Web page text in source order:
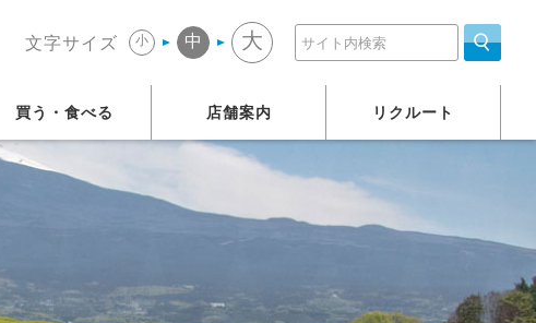
文字サイズ 小 中 大
買う・食べる 店舗案内 リクルート